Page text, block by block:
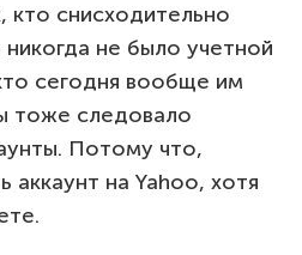
кто снисходительно
не было учетной
сегодня вообще им
тоже следовало
Потому что,
аккаунт на Yahoo, хотя